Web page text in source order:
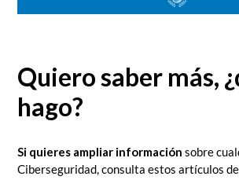
Quiero saber más,
hago?
Si quieres ampliar información sobre
Ciberseguridad, consulta estos artículos